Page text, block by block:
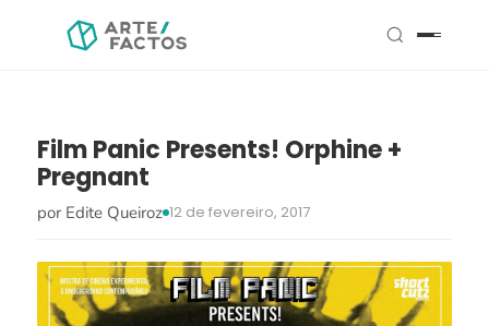
Film Panic Presents! Orphine +
Pregnant
por Edite Queiroz 12 de fevereiro, 2017